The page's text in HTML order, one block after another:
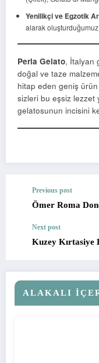
Yenilikçi ve Egzotik
alarak
Perla Gelato, İtalyan
doğal ve taze
hitap eden geniş
sizleri bu eşsiz lezzet
gelatosunun incisini
Previous post
Ömer Roma
Next post
Kuzey Kırtasiye
ALAKALI